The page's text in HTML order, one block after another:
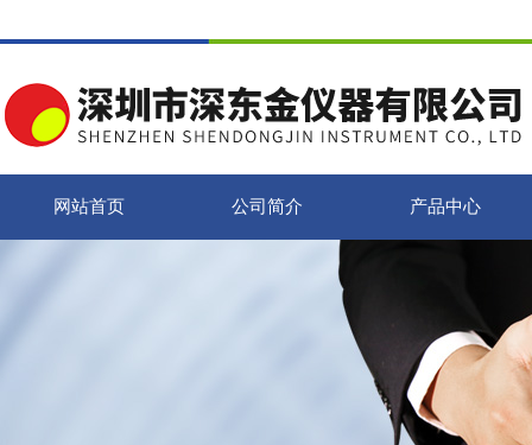
网站首页 公司简介 产品中心